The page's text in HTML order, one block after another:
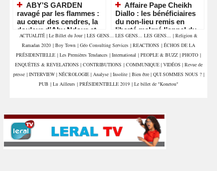
ABY’S GARDEN
ravagé par les flammes :
au cœur des cendres, la
douleur d’Aby Ndour et
de toute une équipe
Affaire Pape Cheikh
Diallo : les bénéficiaires
du non-lieu remis en
liberté malgré l’appel du
parquet
ACTUALITÉ | Le Billet du Jour | LES GENS... LES GENS... LES GENS... | Religion &
Ramadan 2020 | Boy Town | Géo Consulting Services | REACTIONS | ÉCHOS DE LA
PRÉSIDENTIELLE | Les Premières Tendances | International | PEOPLE & BUZZ | PHOTO |
ENQUÊTES & REVELATIONS | CONTRIBUTIONS | COMMUNIQUE | VIDÉOS | Revue de
presse | INTERVIEW | NÉCROLOGIE | Analyse | Insolite | Bien être | QUI SOMMES NOUS ? |
PUB | Lu Ailleurs | PRÉSIDENTIELLE 2019 | Le billet de "Konetou"